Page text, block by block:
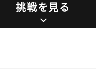
挑戦を見る